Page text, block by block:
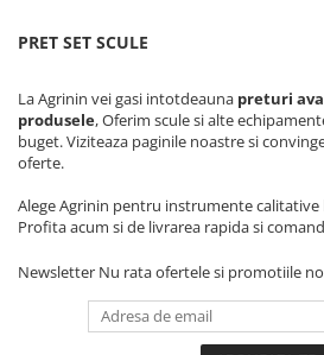
Cleste
Consumabile motofierastrau
drujba
Demarouri drujba
Discuri debitare
Diverse
Feronerie si accesorii
PRET SET SCULE
La Agrinin vei gasi intotdeauna preturi
produsele, Oferim scule si alte
buget. Viziteaza paginile noastre si
oferte.
Alege Agrinin pentru instrumente
Profita acum si de livrarea rapida si
Newsletter Nu rata ofertele si promotiile